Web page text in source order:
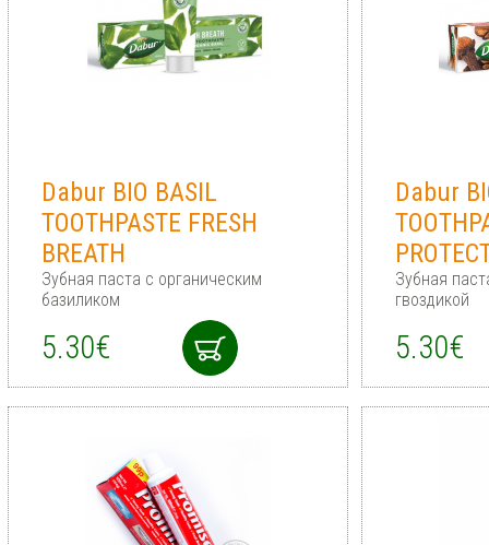
Dabur BIO BASIL
TOOTHPASTE FRESH
BREATH
Зубная паста с органическим
базиликом
5.30€
Dabur
Зубная
гвоздикой
5.30€